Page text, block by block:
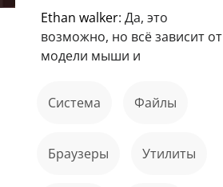
ethan walker: Да, это
возможно, но всё зависит от
модели мыши и
Система файлы
Браузеры Утилиты